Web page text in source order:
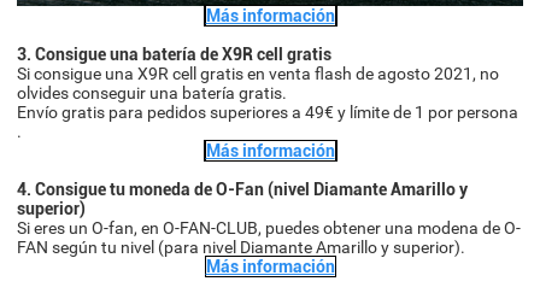
Más información
3. Consigue una batería de X9R cell gratis
Si consigue una X9R cell gratis en venta flash de agosto 2021, no
olvides conseguir una batería gratis.
Envío gratis para pedidos superiores a 49€ y límite de 1 por persona
.
Más información
4. Consigue tu moneda de O-Fan (nivel Diamante Amarillo y
superior)
Si eres un O-fan, en O-FAN-CLUB, puedes obtener una modena de O-
FAN según tu nivel (para nivel Diamante Amarillo y superior).
Más información